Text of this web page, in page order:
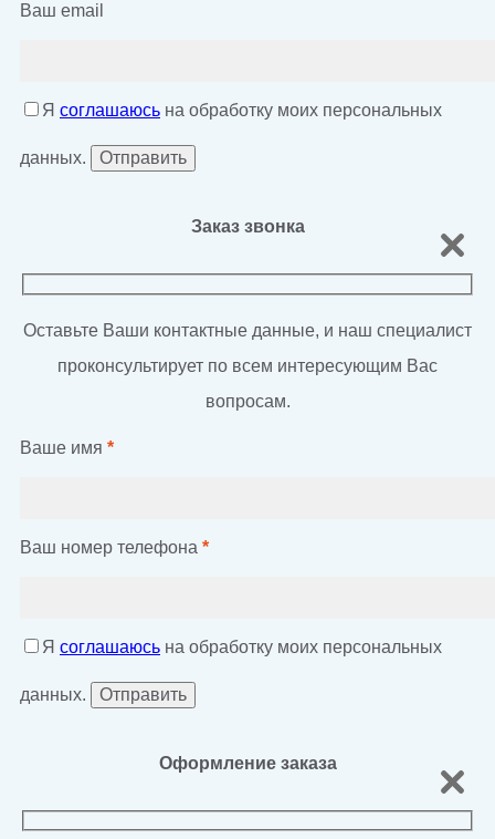
Ваш email
Я соглашаюсь на обработку моих персональных
данных.
Заказ звонка
Оставьте Ваши контактные данные, и наш специалист
проконсультирует по всем интересующим Вас
вопросам.
Ваше имя *
Ваш номер телефона *
Я соглашаюсь на обработку моих персональных
данных.
Оформление заказа